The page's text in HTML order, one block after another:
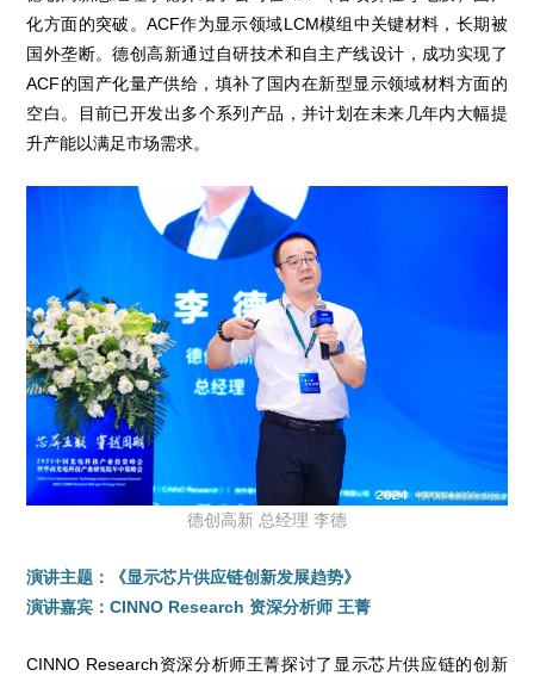
化方面的突破。ACF作为显示领域LCM模组中关键材料，长期被
国外垄断。德创高新通过自研技术和自主产线设计，成功实现了
ACF的国产化量产供给，填补了国内在新型显示领域材料方面的
空白。目前已开发出多个系列产品，并计划在未来几年内大幅提
升产能以满足市场需求。
德创高新 总经理 李德
演讲主题：《显示芯片供应链创新发展趋势》
演讲嘉宾：CINNO Research 资深分析师 王菁
CINNO Research资深分析师王菁探讨了显示芯片供应链的创新